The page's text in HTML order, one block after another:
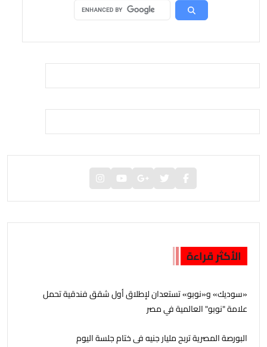
الأكثر قراءة
«سوديك» و«نوبو» تستعدان لإطلاق أول شقق فندقية تحمل
علامة "نوبو" العالمية في مصر
البورصة المصرية تربح مليار جنيه فى ختام جلسة اليوم